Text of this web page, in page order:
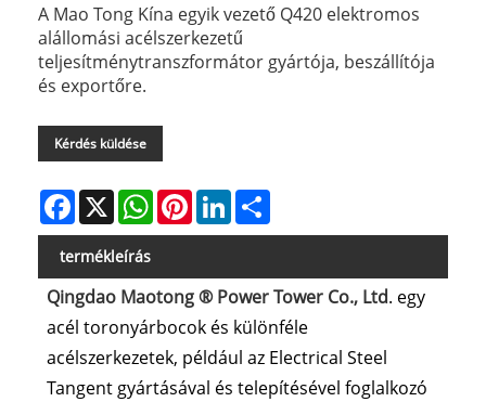
A Mao Tong Kína egyik vezető Q420 elektromos
alállomási acélszerkezetű
teljesítménytranszformátor gyártója, beszállítója
és exportőre.
Kérdés küldése
Facebook
X WhatsAppPinterestLinkedIn
termékleírás
Qingdao Maotong ® Power Tower Co., Ltd. egy
acél toronyárbocok és különféle
acélszerkezetek, például az Electrical Steel
Tangent gyártásával és telepítésével foglalkozó